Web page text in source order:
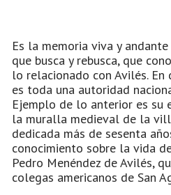
Es la memoria viva y
que busca y rebusca, que
lo relacionado con Avilés.
es toda una autoridad
Ejemplo de lo anterior es su
la muralla medieval de la
dedicada más de sesenta
conocimiento sobre la vida
Pedro Menéndez de Avilés,
colegas americanos de San